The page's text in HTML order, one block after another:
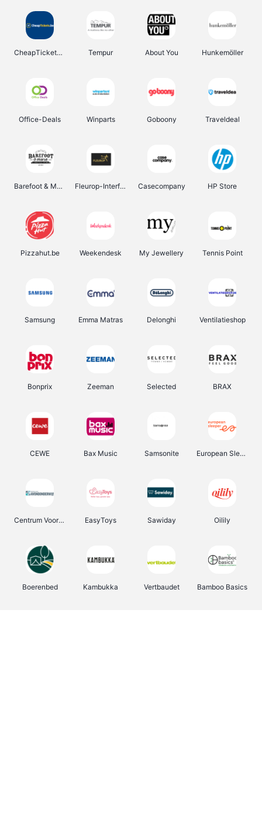
CheapTickets.be Tempur About You Hunkemöller
Office-Deals Winparts Goboony Traveldeal
Barefoot & More Fleurop-Interflora Casecompany HP Store
Pizzahut.be Weekendesk My Jewellery Tennis Point
Samsung Emma Matras Delonghi Ventilatieshop
Bonprix Zeeman Selected BRAX
CEWE Bax Music Samsonite European Sleeper
Centrum Voor Avondonderwijs EasyToys Sawiday Oilily
Boerenbed Kambukka Vertbaudet Bamboo Basics